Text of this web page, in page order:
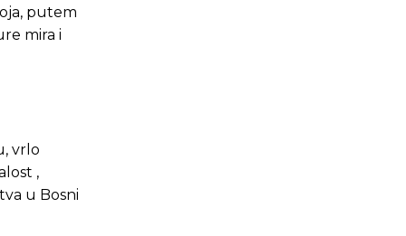
putem
mira i
vrlo
,
u Bosni